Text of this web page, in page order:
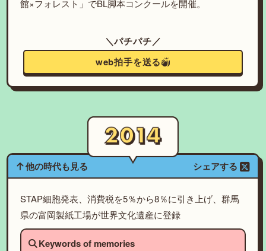
館×フォレスト」でBL脚本コンクールを開催。
＼パチパチ／
web拍手を送る
他の時代も見る シェアする
STAP細胞発表、消費税を5％から8％に引き上げ、群馬
県の富岡製紙工場が世界文化遺産に登録
Keywords of memories